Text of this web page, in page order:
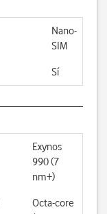
Nano-
SIM
Sí
Exynos
990 (7
nm+)
Octa-core